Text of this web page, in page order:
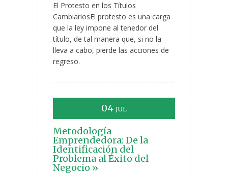
El Protesto en los Títulos
CambiariosEl protesto es una carga
que la ley impone al tenedor del
título, de tal manera que, si no la
lleva a cabo, pierde las acciones de
regreso.
04 JUL
Metodología
Emprendedora: De la
Identificación del
Problema al Éxito del
Negocio »